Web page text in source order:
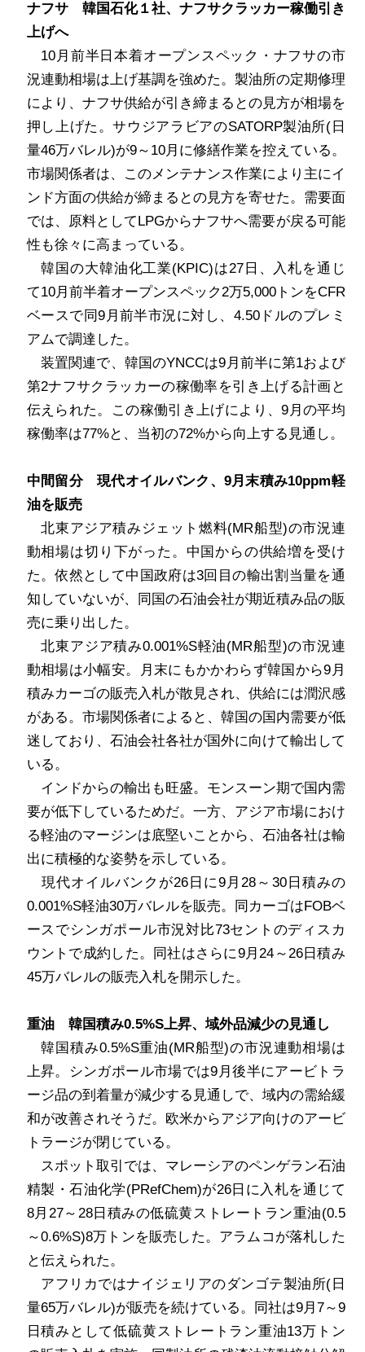
ナフサ 韓国石化１社、ナフサクラッカー稼働引き
上げへ
10 月前半日本着オープンスペック・ナフサの市
況連動相場は上げ基調を強めた。製油所の定期修理
により、ナフサ供給が引き締まるとの見方が相場を
押し上げた。サウジアラビアのSATORP製油所( 日
量46万バレル)が9～ 10月に修繕作業を控えている。
市場関係者は、このメンテナンス作業により主にイ
ンド方面の供給が締まるとの見方を寄せた。需要面
では、原料としてLPGからナフサへ需要が戻る可能
性も徐々に高まっている。
韓国の大韓油化工業(KPIC)は27日、入札を通じ
て10月前半着オープンスペック2万5,000トンをCFR
ベースで同9 月前半市況に対し、 4.50ドルのプレミ
アムで調達した。
装置関連で、韓国のYNCCは9 月前半に第1および
第2ナフサクラッカーの稼働率を引き上げる計画と
伝えられた。この稼働引き上げにより、9 月の平均
稼働率は77%と、当初の72%から向上する見通し。
中間留分 現代オイルバンク、 9月末積み10ppm軽
油を販売
北東アジア積みジェット燃料(MR船型)の市況連
動相場は切り下がった。中国からの供給増を受け
た。依然として中国政府は3回目の輸出割当量を通
知していないが、同国の石油会社が期近積み品の販
売に乗り出した。
北東アジア積み0.001%S軽油(MR船型)の市況連
動相場は小幅安。月末にもかかわらず韓国から9 月
積みカーゴの販売入札が散見され、供給には潤沢感
がある。市場関係者によると、韓国の国内需要が低
迷しており、石油会社各社が国外に向けて輸出して
いる。
インドからの輸出も旺盛。モンスーン期で国内需
要が低下しているためだ。一方、アジア市場におけ
る軽油のマージンは底堅いことから、石油各社は輸
出に積極的な姿勢を示している。
現代オイルバンクが26 日に9 月28 ～ 30日積みの
0.001%S軽油30万バレルを販売。同カーゴはFOBベ
ースでシンガポール市況対比73セントのディスカ
ウントで成約した。同社はさらに9月24 ～26日積み
45万バレルの販売入札を開示した。
重油 韓国積み0.5%S上昇、域外品減少の見通し
韓国積み0.5%S重油(MR船型)の市況連動相場は
上昇。シンガポール市場では9 月後半にアービトラ
ージ品の到着量が減少する見通しで、域内の需給緩
和が改善されそうだ。欧米からアジア向けのアービ
トラージが閉じている。
スポット取引では、マレーシアのペンゲラン石油
精製・石油化学(PRefChem)が26日に入札を通じて
8月 27～ 28日積みの低硫黄ストレートラン重油(0.5
～0.6%S)8万トンを販売した。アラムコが落札した
と伝えられた。
アフリカではナイジェリアのダンゴテ製油所( 日
量65万バレル)が販売を続けている。同社は9月 7～9
日積みとして低硫黄ストレートラン重油13万トン